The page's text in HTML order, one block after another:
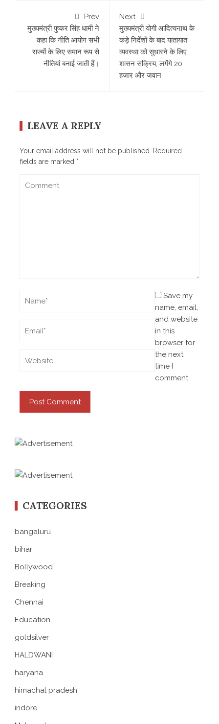
Prev
मुख्यमंत्री पुष्कर सिंह धामी ने
कहा कि नीति आयोग सभी
राज्यों के लिए समान रूप से
नीतियां बनाई जाती हैं।
Next
मुख्यमंत्री योगी आदित्यनाथ के
कड़े निर्देशों के बाद यातायात
व्यवस्था को सुधारने के लिए
शासन सक्रिय, लगेंगे 20
हजार और जवान
LEAVE A REPLY
Your email address will not be published.
Required
fields are marked *
Save my
name, email,
and website
in this
browser for
the next
time I
comment.
CATEGORIES
bangaluru
bihar
Bollywood
Breaking
Chennai
Education
goldsilver
HALDWANI
haryana
himachal pradesh
indore